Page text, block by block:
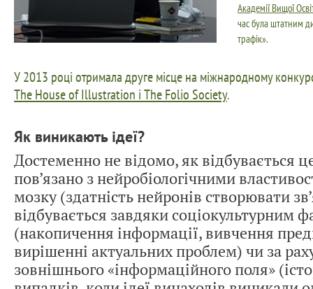
Академії Вищої
час була штатним
трафік».
У 2013 році отримала друге місце на міжнародному
The House of Illustration і The Folio Society.
Як виникають ідеї?
Достеменно не відомо, як відбувається
пов’язано з нейробіологічними
мозку (здатність нейронів створювати
відбувається завдяки соціокультурним
(накопичення інформації, вивчення
вирішенні актуальних проблем) чи за
зовнішнього «інформаційного поля»